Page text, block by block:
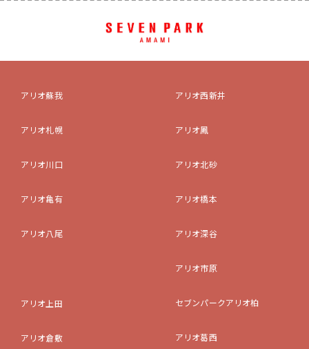
アリオ蘇我
アリオ札幌
アリオ川口
アリオ亀有
アリオ八尾
アリオ上田
アリオ倉敷
アリオ西新井
アリオ鳳
アリオ北砂
アリオ橋本
アリオ深谷
アリオ市原
セブンパークアリオ柏
アリオ葛西